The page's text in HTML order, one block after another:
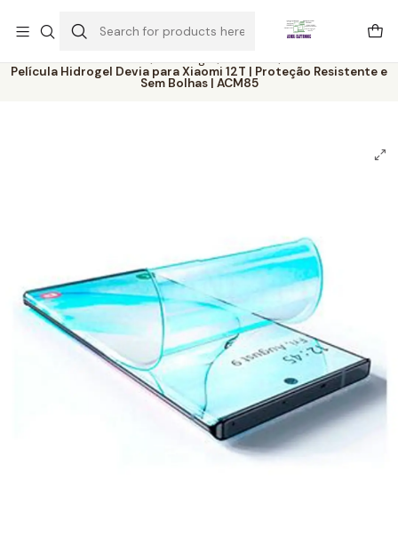
Home Catálogo
Películas
Película Hidrogel Devia para Xiaomi 12T | Proteção Resistente e
Sem Bolhas | ACM85